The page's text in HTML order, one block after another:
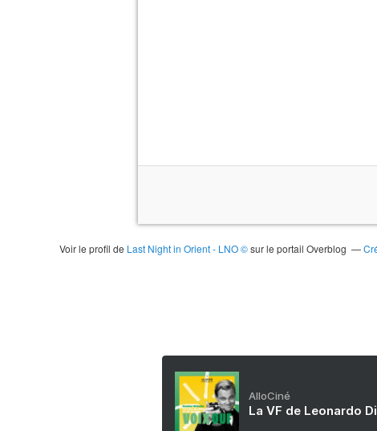
Voir le profil de Last Night in Orient - LNO ©sur le portail Overblog
AlloCiné
La VF de Leonardo